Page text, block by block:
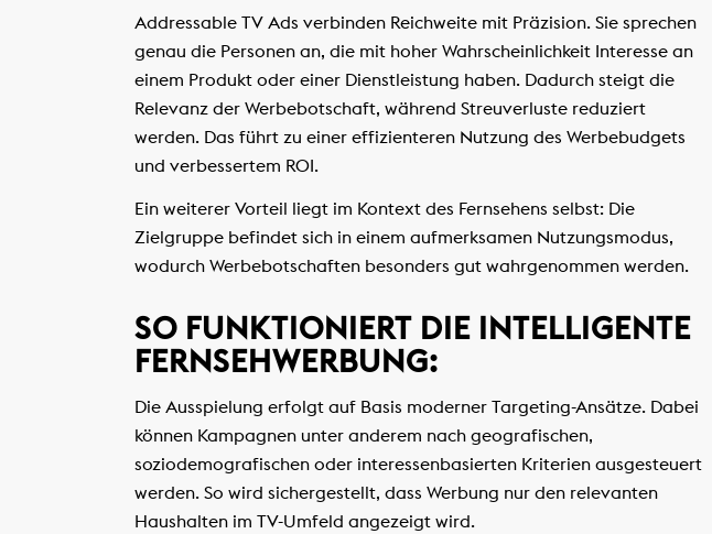
Addressable TV Ads verbinden Reichweite mit Präzision. Sie sprechen
genau die Personen an, die mit hoher Wahrscheinlichkeit Interesse an
einem Produkt oder einer Dienstleistung haben. Dadurch steigt die
Relevanz der Werbebotschaft, während Streuverluste reduziert
werden. Das führt zu einer effizienteren Nutzung des Werbebudgets
und verbessertem ROI.
Ein weiterer Vorteil liegt im Kontext des Fernsehens selbst: Die
Zielgruppe befindet sich in einem aufmerksamen Nutzungsmodus,
wodurch Werbebotschaften besonders gut wahrgenommen werden.
SO FUNKTIONIERT DIE INTELLIGENTE
FERNSEHWERBUNG:
Die Ausspielung erfolgt auf Basis moderner Targeting-Ansätze. Dabei
können Kampagnen unter anderem nach geografischen,
soziodemografischen oder interessenbasierten Kriterien ausgesteuert
werden. So wird sichergestellt, dass Werbung nur den relevanten
Haushalten im TV-Umfeld angezeigt wird.